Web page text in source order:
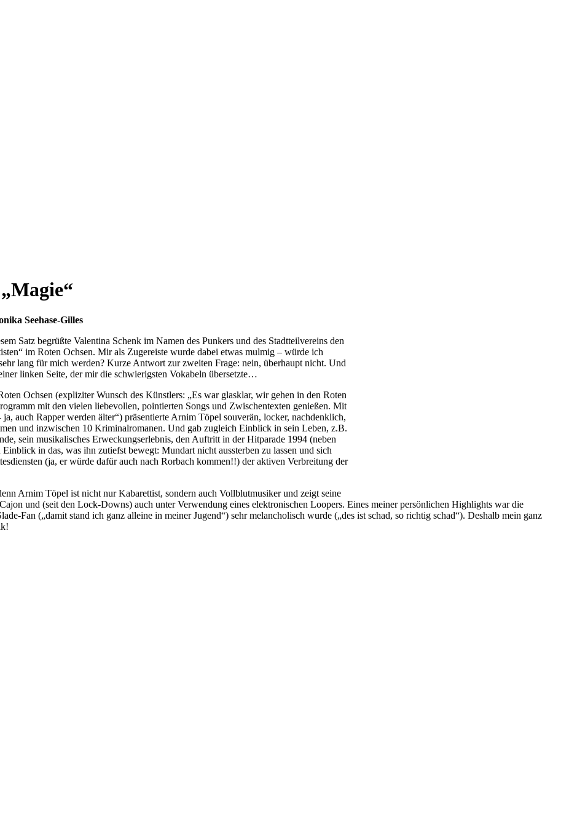
Seehase-Gilles
Satz begrüßte Valentina Schenk im Namen des Punkers und des Stadtteilvereins den
im Roten Ochsen. Mir als Zugereiste wurde dabei etwas mulmig – würde ich
lang für mich werden? Kurze Antwort zur zweiten Frage: nein, überhaupt nicht. Und
linken Seite, der mir die schwierigsten Vokabeln übersetzte…
Ochsen (expliziter Wunsch des Künstlers: „Es war glasklar, wir gehen in den Roten
mit den vielen liebevollen, pointierten Songs und Zwischentexten genießen. Mit
auch Rapper werden älter“) präsentierte Arnim Töpel souverän, locker, nachdenklich,
und inzwischen 10 Kriminalromanen. Und gab zugleich Einblick in sein Leben, z.B.
sein musikalisches Erweckungserlebnis, den Auftritt in der Hitparade 1994 (neben
in das, was ihn zutiefst bewegt: Mundart nicht aussterben zu lassen und sich
(ja, er würde dafür auch nach Rorbach kommen!!) der aktiven Verbreitung der
Arnim Töpel ist nicht nur Kabarettist, sondern auch Vollblutmusiker und zeigt seine
und (seit den Lock-Downs) auch unter Verwendung eines elektronischen Loopers. Eines meiner persönlichen Highlights war die
Fan („damit stand ich ganz alleine in meiner Jugend“) sehr melancholisch wurde („des ist schad, so richtig schad“). Deshalb mein ganz